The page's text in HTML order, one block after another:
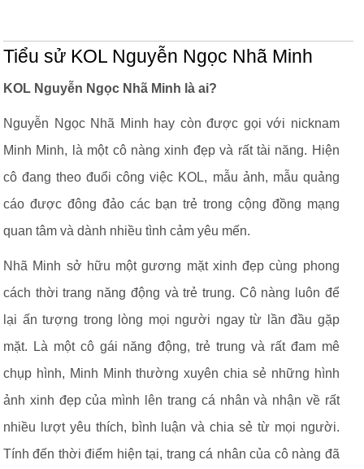
Tiểu sử KOL Nguyễn Ngọc Nhã Minh
KOL Nguyễn Ngọc Nhã Minh là ai?
Nguyễn Ngọc Nhã Minh hay còn được gọi với nicknam
Minh Minh, là một cô nàng xinh đẹp và rất tài năng. Hiện
cô đang theo đuổi công việc KOL, mẫu ảnh, mẫu quảng
cáo được đông đảo các bạn trẻ trong cộng đồng mạng
quan tâm và dành nhiều tình cảm yêu mến.
Nhã Minh sở hữu một gương mặt xinh đẹp cùng phong
cách thời trang năng động và trẻ trung. Cô nàng luôn để
lại ấn tượng trong lòng mọi người ngay từ lần đầu gặp
mặt. Là một cô gái năng động, trẻ trung và rất đam mê
chụp hình, Minh Minh thường xuyên chia sẻ những hình
ảnh xinh đẹp của mình lên trang cá nhân và nhận về rất
nhiều lượt yêu thích, bình luận và chia sẻ từ mọi người.
Tính đến thời điểm hiện tại, trang cá nhân của cô nàng đã